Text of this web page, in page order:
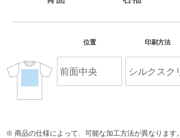
※ 商品の仕様によって、可能な加工方法が異なります。